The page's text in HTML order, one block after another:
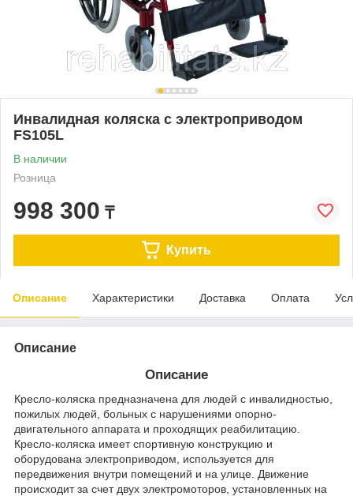
Инвалидная коляска с электроприводом
FS105L
В наличии
Розница
998 300 ₸
Купить
Описание Характеристики Доставка Оплата
Описание
Описание
Кресло-коляска предназначена для людей с инвалидностью,
пожилых людей, больных с нарушениями опорно-
двигательного аппарата и проходящих реабилитацию.
Кресло-коляска имеет спортивную конструкцию и
оборудована электроприводом, используется для
передвижения внутри помещений и на улице. Движение
происходит за счет двух электромоторов, установленных на